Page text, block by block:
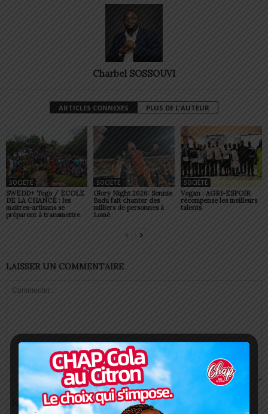
Charbel SOSSOUVI
ARTICLES CONNEXES PLUS DE L'AUTEUR
SOCIÉTÉ
SWEDD+ Togo / ECOLE
DE LA CHANCE : les
maitres-artisans se
préparent à transmettre
SOCIÉTÉ
Glory Night 2026: Sonnie
Badu fait chanter des
milliers de personnes à
Lomé
SOCIÉTÉ
Vogan : AGRI-ESPOIR
récompense les meilleurs
talents
LAISSER UN COMMENTAIRE